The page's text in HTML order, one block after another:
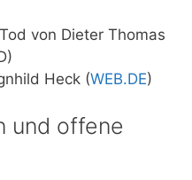
Tod von Dieter Thomas
Heck (WEB.DE)
und offene